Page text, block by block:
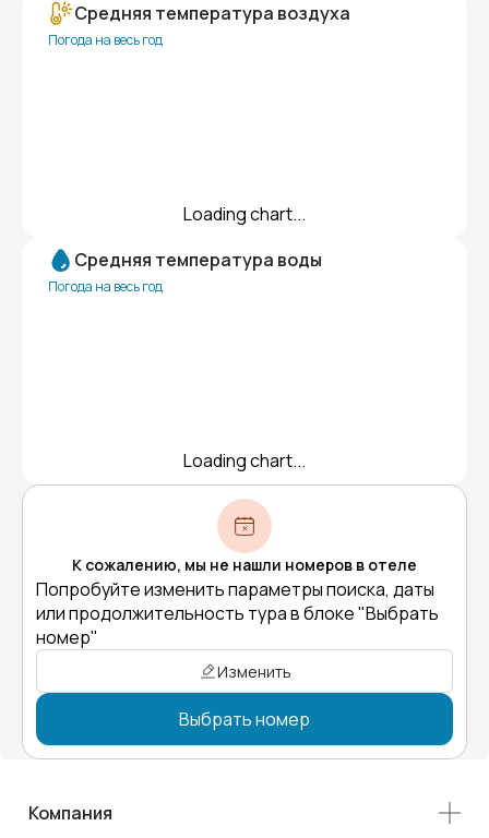
Средняя температура воздуха
Погода на весь год
Loading chart...
Средняя температура воды
Погода на весь год
Loading chart...
К сожалению, мы не нашли номеров в отеле
Попробуйте изменить параметры поиска, даты
или продолжительность тура в блоке "Выбрать
номер"
Изменить
Выбрать номер
Компания